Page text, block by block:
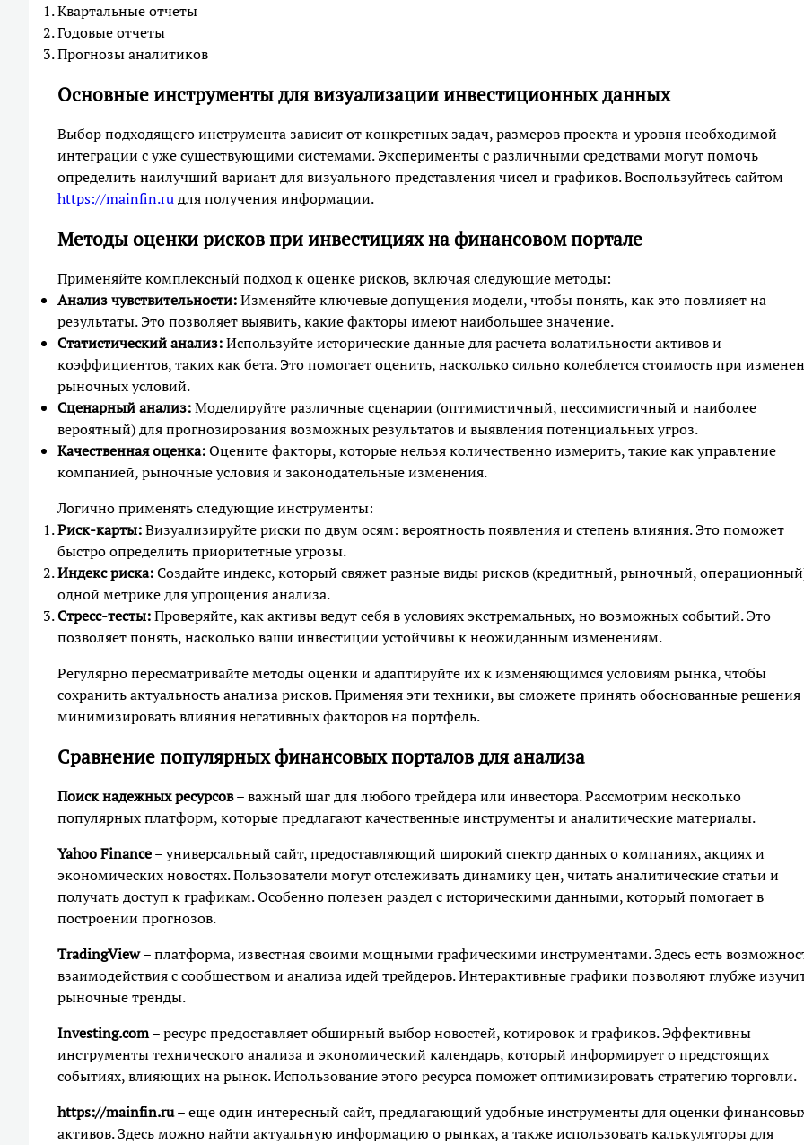
Квартальные отчеты
Годовые отчеты
Прогнозы аналитиков
Основные инструменты для визуализации инвестиционных данных
Выбор подходящего инструмента зависит от конкретных задач, размеров проекта и уровня необходимой
интеграции с уже существующими системами. Эксперименты с различными средствами могут помочь
определить наилучший вариант для визуального представления чисел и графиков. Воспользуйтесь сайтом
https://mainfin.ruдля получения информации.
Методы оценки рисков при инвестициях на финансовом портале
Применяйте комплексный подход к оценке рисков, включая следующие методы:
Анализ чувствительности:Изменяйте ключевые допущения модели, чтобы понять, как это повлияет на
результаты. Это позволяет выявить, какие факторы имеют наибольшее значение.
Статистический анализ:Используйте исторические данные для расчета волатильности активов и
коэффициентов, таких как бета. Это помогает оценить, насколько сильно колеблется стоимость при
рыночных условий.
Сценарный анализ:Моделируйте различные сценарии (оптимистичный, пессимистичный и наиболее
вероятный) для прогнозирования возможных результатов и выявления потенциальных угроз.
Качественная оценка:Оцените факторы, которые нельзя количественно измерить, такие как управление
компанией, рыночные условия и законодательные изменения.
Логично применять следующие инструменты:
Риск-карты:Визуализируйте риски по двум осям: вероятность появления и степень влияния. Это поможет
быстро определить приоритетные угрозы.
Индекс риска:Создайте индекс, который свяжет разные виды рисков (кредитный, рыночный,
одной метрике для упрощения анализа.
Стресс-тесты:Проверяйте, как активы ведут себя в условиях экстремальных, но возможных событий. Это
позволяет понять, насколько ваши инвестиции устойчивы к неожиданным изменениям.
Регулярно пересматривайте методы оценки и адаптируйте их к изменяющимся условиям рынка, чтобы
сохранить актуальность анализа рисков. Применяя эти техники, вы сможете принять обоснованные
минимизировать влияния негативных факторов на портфель.
Сравнение популярных финансовых порталов для анализа
Поиск надежных ресурсов– важный шаг для любого трейдера или инвестора. Рассмотрим несколько
популярных платформ, которые предлагают качественные инструменты и аналитические материалы.
Yahoo Finance– универсальный сайт, предоставляющий широкий спектр данных о компаниях, акциях и
экономических новостях. Пользователи могут отслеживать динамику цен, читать аналитические статьи и
получать доступ к графикам. Особенно полезен раздел с историческими данными, который помогает в
построении прогнозов.
TradingView– платформа, известная своими мощными графическими инструментами. Здесь есть
взаимодействия с сообществом и анализа идей трейдеров. Интерактивные графики позволяют глубже
рыночные тренды.
Investing.com– ресурс предоставляет обширный выбор новостей, котировок и графиков. Эффективны
инструменты технического анализа и экономический календарь, который информирует о предстоящих
событиях, влияющих на рынок. Использование этого ресурса поможет оптимизировать стратегию торговли.
https://mainfin.ru– еще один интересный сайт, предлагающий удобные инструменты для оценки
активов. Здесь можно найти актуальную информацию о рынках, а также использовать калькуляторы для